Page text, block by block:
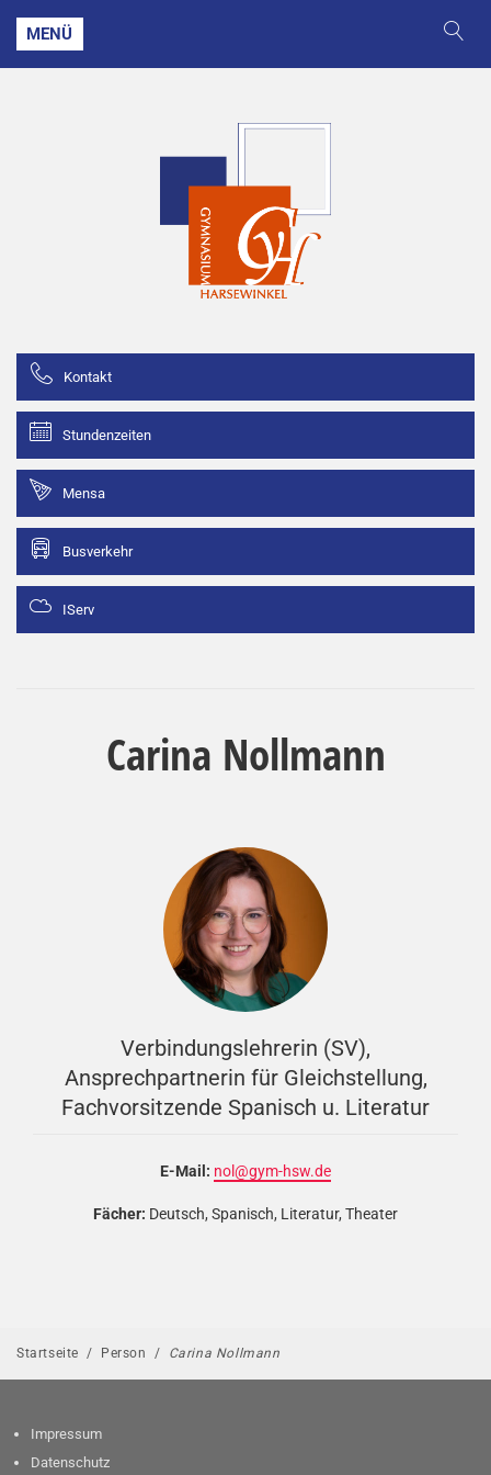
MENÜ
Kontakt
Stundenzeiten
Mensa
Busverkehr
IServ
Carina Nollmann
Verbindungslehrerin (SV),
Ansprechpartnerin für Gleichstellung,
Fachvorsitzende Spanisch u. Literatur
E-Mail: nol@gym-hsw.de
Fächer: Deutsch, Spanisch, Literatur, Theater
Startseite / Person / Carina Nollmann
Impressum
Datenschutz